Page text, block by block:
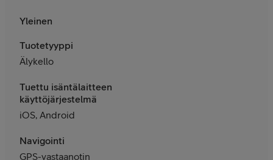
Yleinen
Tuotetyyppi
Älykello
Tuettu isäntälaitteen
käyttöjärjestelmä
iOS, Android
Navigointi
GPS-vastaanotin